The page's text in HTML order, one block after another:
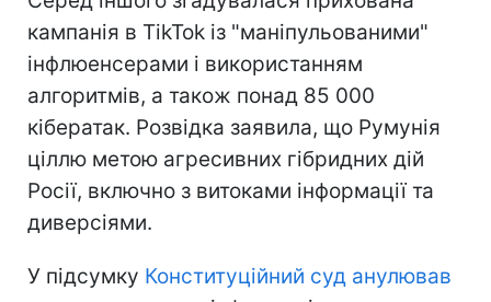
кампанія в TikTok із "маніпульованими"
інфлюенсерами і використанням
алгоритмів, а також понад 85 000
кібератак. Розвідка заявила, що Румунія
ціллю метою агресивних гібридних дій
Росії, включно з витоками інформації та
диверсіями.
У підсумку Конституційний суд анулював